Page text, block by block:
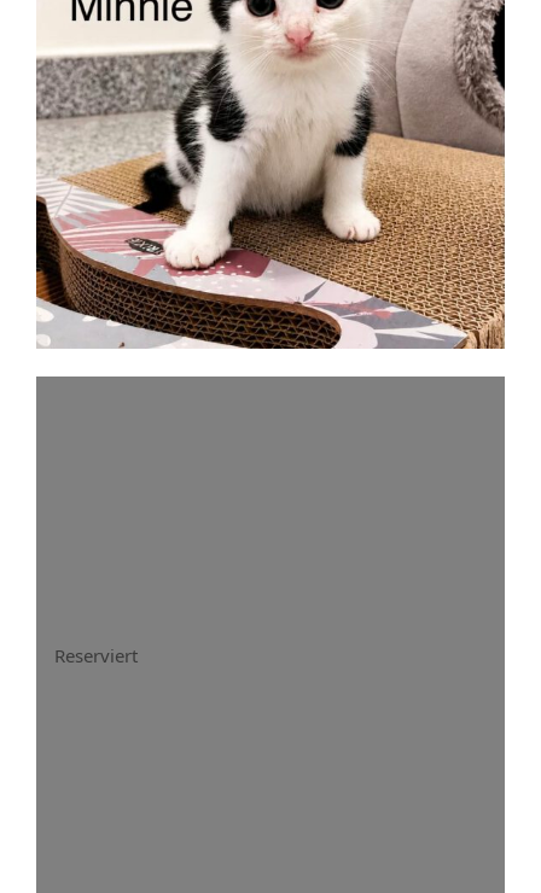
Reserviert